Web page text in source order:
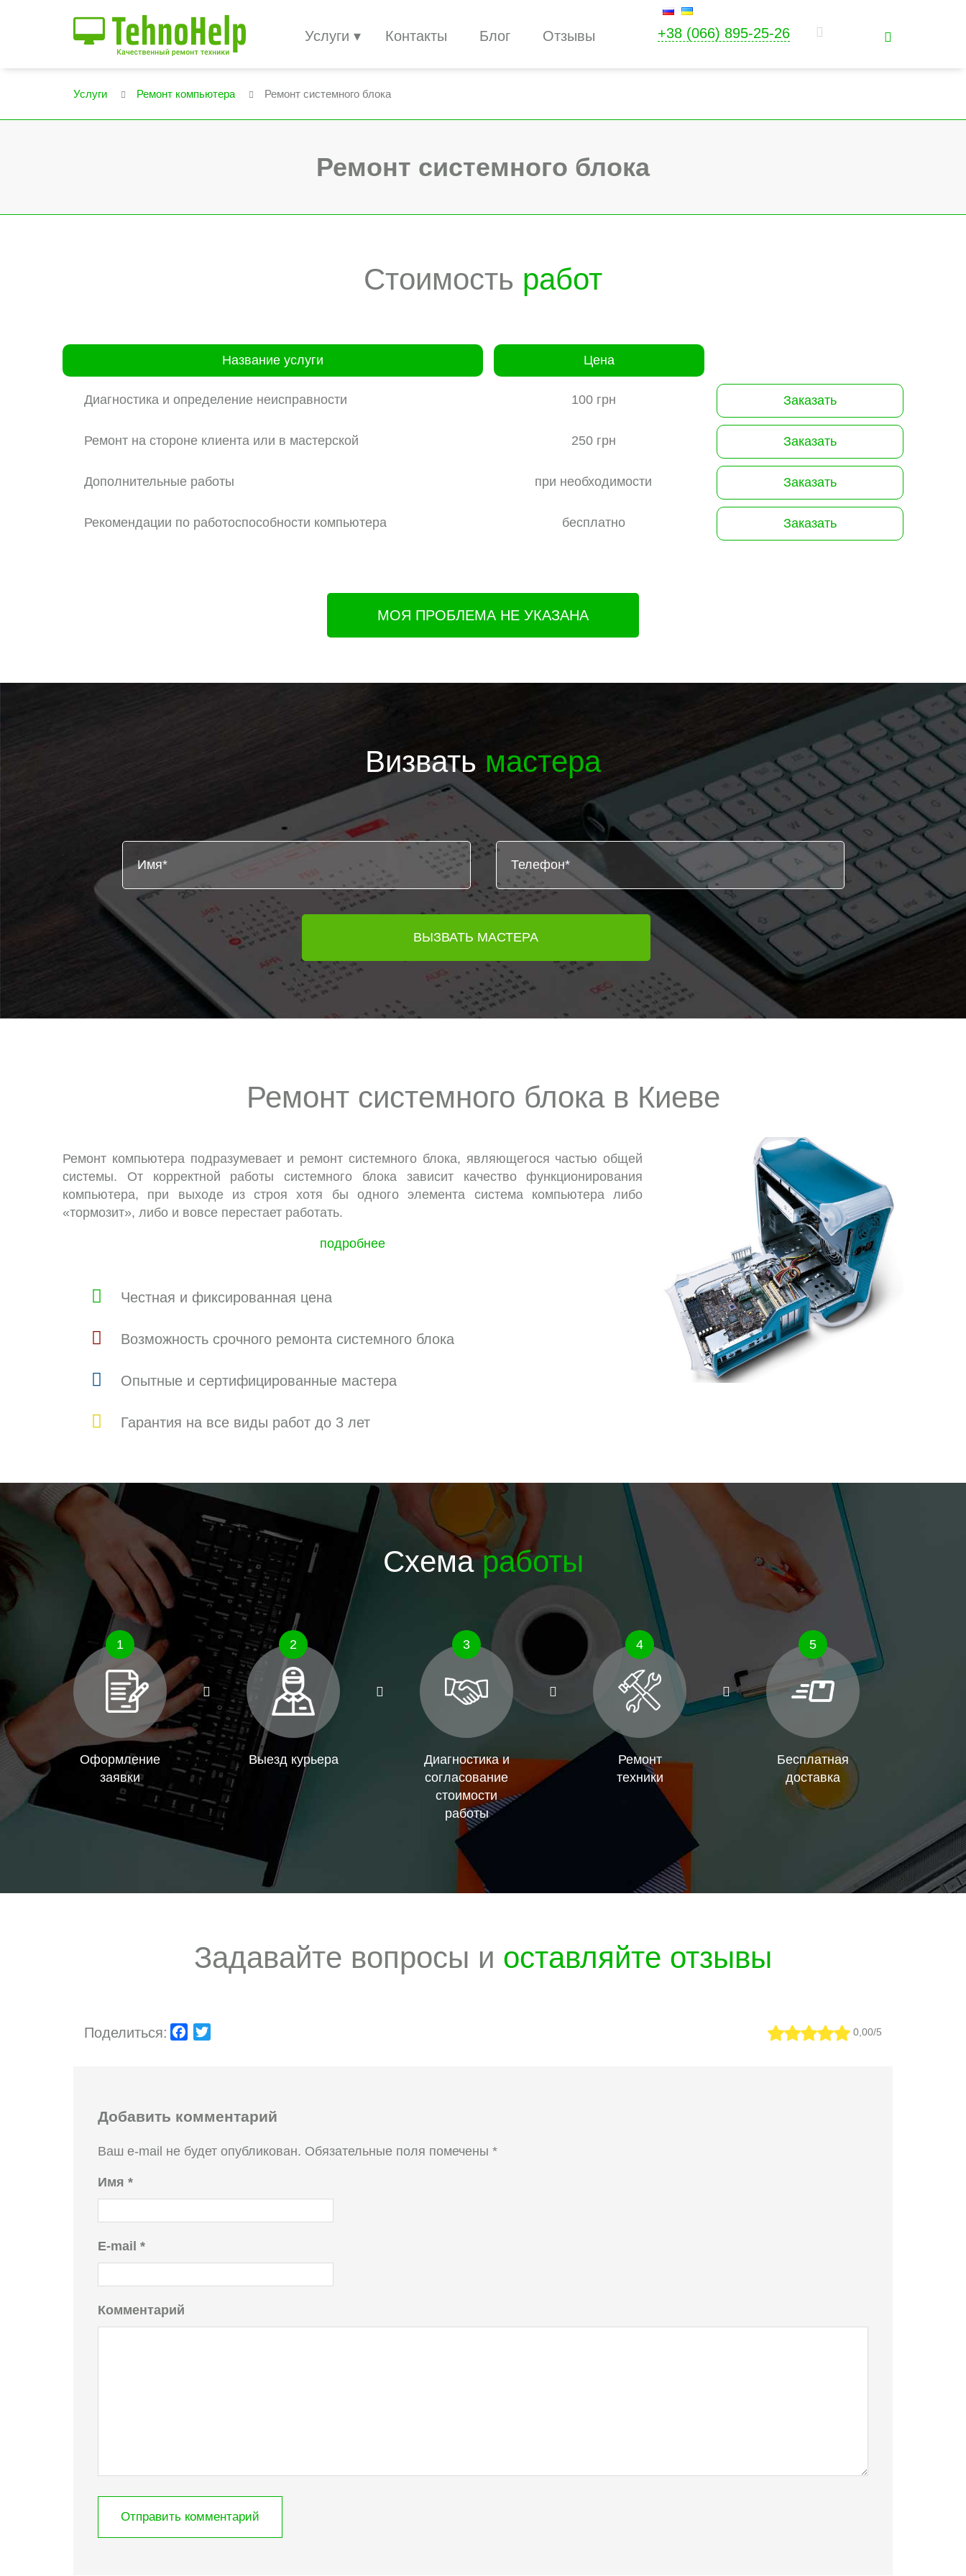
Услуги Контакты Блог Отзывы +38 (066) 895-25-26
Услуги Ремонт компьютера Ремонт системного блока
Ремонт системного блока
Стоимость работ
Название услуги Цена
Диагностика и определение неисправности 100 грн Заказать
Ремонт на стороне клиента или в мастерской 250 грн Заказать
Дополнительные работы при необходимости Заказать
Рекомендации по работоспособности компьютера бесплатно Заказать
МОЯ ПРОБЛЕМА НЕ УКАЗАНА
Визвать мастера
Ремонт системного блока в Киеве
Ремонт компьютера подразумевает и ремонт системного блока, являющегося частью общей
системы. От корректной работы системного блока зависит качество функционирования
компьютера, при выходе из строя хотя бы одного элемента система компьютера либо
«тормозит», либо и вовсе перестает работать.
подробнее
Честная и фиксированная цена
Возможность срочного ремонта системного блока
Опытные и сертифицированные мастера
Гарантия на все виды работ до 3 лет
Схемаработы
1
Оформление
заявки
2
Выезд курьера
3
Диагностика и
согласование
стоимости
работы
4
Ремонт
техники
5
Бесплатная
доставка
Задавайте вопросы и оставляйте отзывы
Поделиться: Facebook 0,00/5
Добавить комментарий
Ваш e-mail не будет опубликован. Обязательные поля помечены*
Имя*
E-mail*
Комментарий